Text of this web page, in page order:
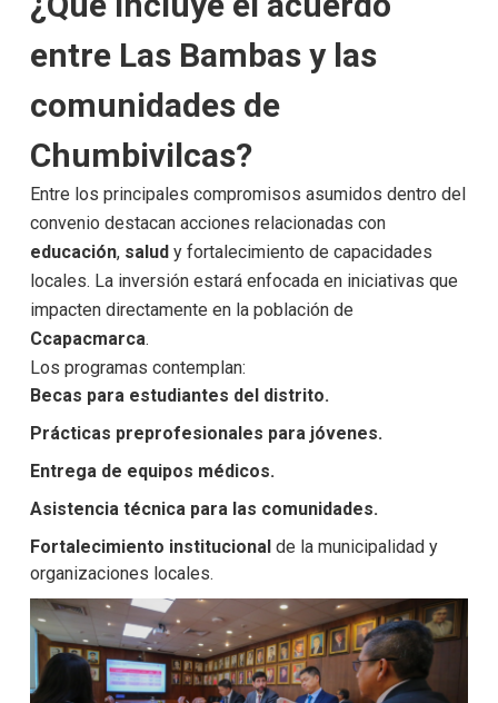
entre Las Bambas y las
comunidades de
Chumbivilcas?
Entre los principales compromisos asumidos dentro del
convenio destacan acciones relacionadas con
educación, salud y fortalecimiento de capacidades
locales. La inversión estará enfocada en iniciativas que
impacten directamente en la población de
Ccapacmarca.
Los programas contemplan:
Becas para estudiantes del distrito.
Prácticas preprofesionales para jóvenes.
Entrega de equipos médicos.
Asistencia técnica para las comunidades.
Fortalecimiento institucional de la municipalidad y
organizaciones locales.